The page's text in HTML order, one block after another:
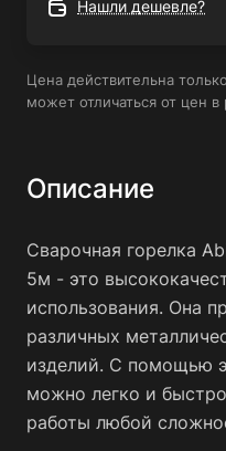
Нашли дешевле?
Цена действительна
может отличаться от цен в
Описание
Сварочная горелка
5м - это
использования. Она
различных
изделий. С помощью
можно легко и
работы любой